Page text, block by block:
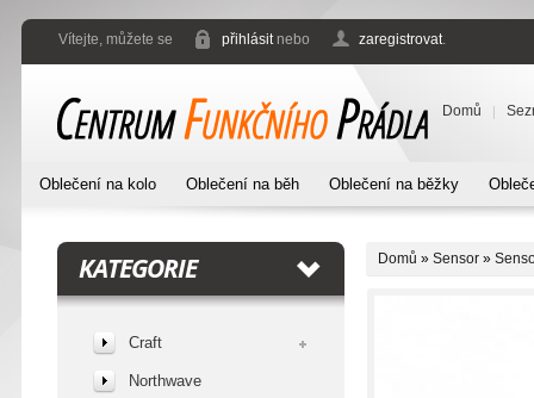
Vítejte, můžete se přihlásitnebo zaregistrovat.
Domů
Oblečení na kolo Oblečení na běh Oblečení na běžky
KATEGORIE
Craft
Northwave
Domů » Sensor »